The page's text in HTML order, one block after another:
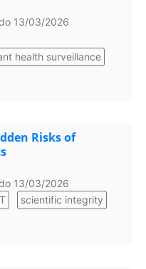
13/03/2026
health surveillance
Risks of
13/03/2026
scientific integrity